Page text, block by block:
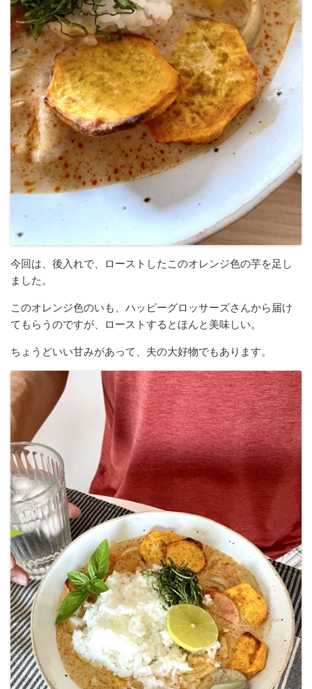
今回は、後入れで、ローストしたこのオレンジ色の芋を足し
ました。
このオレンジ色のいも、ハッピーグロッサーズさんから届け
てもらうのですが、ローストするとほんと美味しい。
ちょうどいい甘みがあって、夫の大好物でもあります。